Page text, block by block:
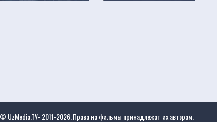
© UzMedia.TV- 2011-2026. Права на фильмы принадлежат их авторам.